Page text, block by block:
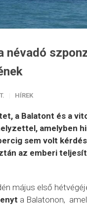
névadó
HÍREK
a Balatont és a
amelyben
sem volt
az emberi
május első
a Balatonon,